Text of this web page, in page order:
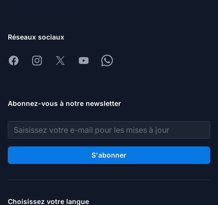
Réseaux sociaux
FacebookInstagram
X YoutubeWhatsapp
Abonnez-vous à notre newsletter
Adresse e-mail
S'abonner
Choisissez votre langue